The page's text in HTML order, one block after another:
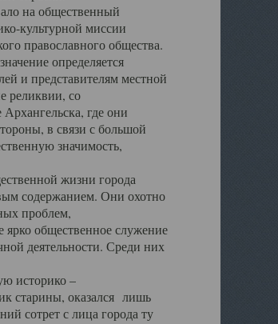
на общественный
культурной миссии
православного общества.
определяется
и представителям местной
реликвии, со
где они
в связи с большой
значимость,
жизни города
содержанием. Они охотно
проблем,
ярко общественное служение
деятельности. Среди них
историко –
старины, оказался лишь
сотрет с лица города ту